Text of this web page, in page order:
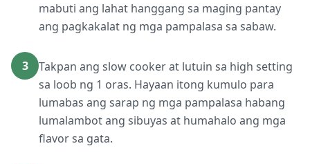
mabuti ang lahat hanggang sa maging pantay
ang pagkakalat ng mga pampalasa sa sabaw.
3
Takpan ang slow cooker at lutuin sa high setting
sa loob ng 1 oras. Hayaan itong kumulo para
lumabas ang sarap ng mga pampalasa habang
lumalambot ang sibuyas at humahalo ang mga
flavor sa gata.